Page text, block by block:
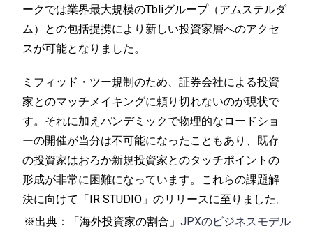
ークでは業界最大規模のTbliグループ（アムステルダ
ム）との包括提携により新しい投資家層へのアクセ
スが可能となりました。
ミフィッド・ツー規制のため、証券会社による投資
家とのマッチメイキングに頼り切れないのが現状で
す。それに加えパンデミックで物理的なロードショ
ーの開催が当分は不可能になったこともあり、既存
の投資家はおろか新規投資家とのタッチポイントの
形成が非常に困難になっています。これらの課題解
決に向けて「IR STUDIO」のリリースに至りました。
※出典：「海外投資家の割合」 JPXのビジネスモデル